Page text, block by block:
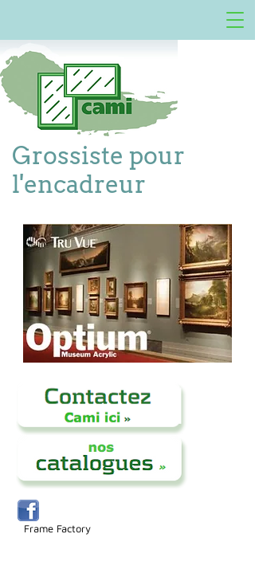
Grossiste pour
l'encadreur
Frame Factory